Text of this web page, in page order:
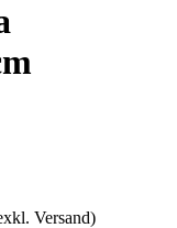
Versand)